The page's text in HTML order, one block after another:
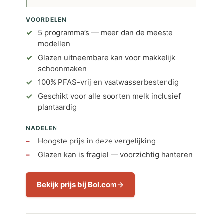
VOORDELEN
5 programma’s — meer dan de meeste
modellen
Glazen uitneembare kan voor makkelijk
schoonmaken
100% PFAS-vrij en vaatwasserbestendig
Geschikt voor alle soorten melk inclusief
plantaardig
NADELEN
Hoogste prijs in deze vergelijking
Glazen kan is fragiel — voorzichtig hanteren
Bekijk prijs bij Bol.com